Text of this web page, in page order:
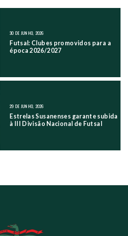
POSTS
30 DE JUNHO, 2026
Futsal: Clubes promovidos para a
época 2026/2027
29 DE JUNHO, 2026
Estrelas Susanenses garante subida
à III Divisão Nacional de Futsal